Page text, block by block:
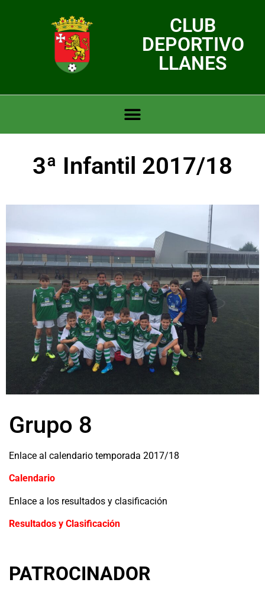
CLUB
DEPORTIVO
LLANES
3ª Infantil 2017/18
Grupo 8
Enlace al calendario temporada 2017/18
Calendario
Enlace a los resultados y clasificación
Resultados y Clasificación
PATROCINADOR